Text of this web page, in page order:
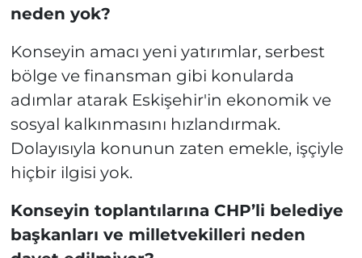
neden yok?
Konseyin amacı yeni yatırımlar, serbest
bölge ve finansman gibi konularda
adımlar atarak Eskişehir'in ekonomik ve
sosyal kalkınmasını hızlandırmak.
Dolayısıyla konunun zaten emekle, işçiyle
hiçbir ilgisi yok.
Konseyin toplantılarına CHP’li belediye
başkanları ve milletvekilleri neden